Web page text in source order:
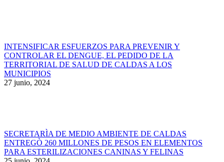
INTENSIFICAR ESFUERZOS PARA PREVENIR Y
CONTROLAR EL DENGUE, EL PEDIDO DE LA
TERRITORIAL DE SALUD DE CALDAS A LOS
MUNICIPIOS
27 junio, 2024
SECRETARÌA DE MEDIO AMBIENTE DE CALDAS
ENTREGÒ 260 MILLONES DE PESOS EN ELEMENTOS
PARA ESTERILIZACIONES CANINAS Y FELINAS